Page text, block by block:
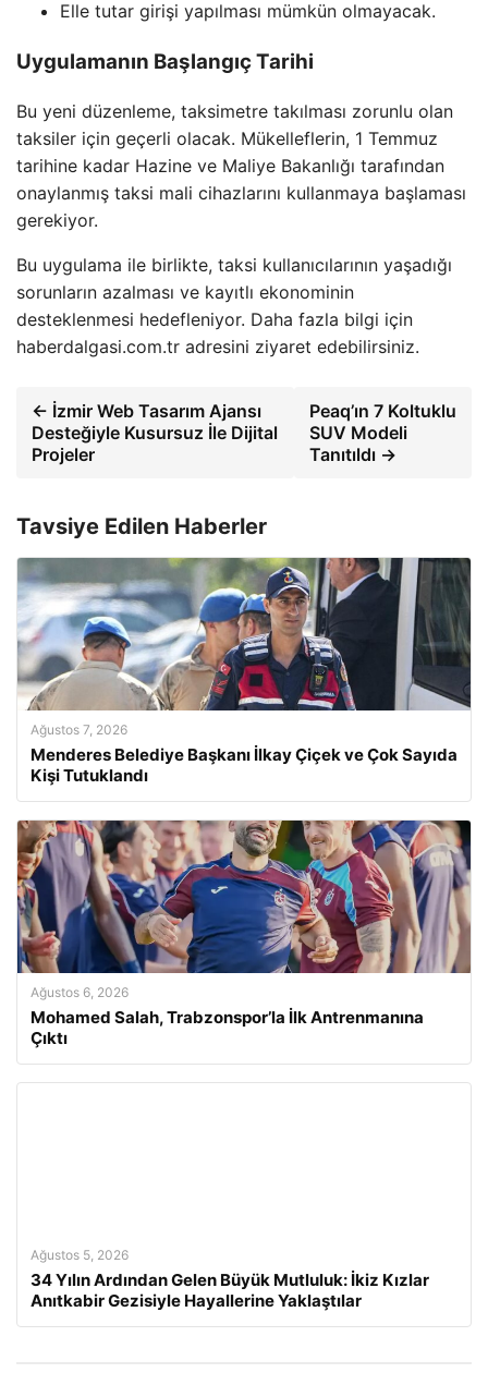
Elle tutar girişi yapılması mümkün olmayacak.
Uygulamanın Başlangıç Tarihi
Bu yeni düzenleme, taksimetre takılması zorunlu olan
taksiler için geçerli olacak. Mükelleflerin, 1 Temmuz
tarihine kadar Hazine ve Maliye Bakanlığı tarafından
onaylanmış taksi mali cihazlarını kullanmaya başlaması
gerekiyor.
Bu uygulama ile birlikte, taksi kullanıcılarının yaşadığı
sorunların azalması ve kayıtlı ekonominin
desteklenmesi hedefleniyor. Daha fazla bilgi için
haberdalgasi.com.tr adresini ziyaret edebilirsiniz.
← İzmir Web Tasarım Ajansı
Desteğiyle Kusursuz İle Dijital
Projeler
Peaq’ın 7 Koltuklu
SUV Modeli
Tanıtıldı →
Tavsiye Edilen Haberler
Ağustos 7, 2026
Menderes Belediye Başkanı İlkay Çiçek ve Çok Sayıda
Kişi Tutuklandı
Ağustos 6, 2026
Mohamed Salah, Trabzonspor’la İlk Antrenmanına
Çıktı
Ağustos 5, 2026
34 Yılın Ardından Gelen Büyük Mutluluk: İkiz Kızlar
Anıtkabir Gezisiyle Hayallerine Yaklaştılar